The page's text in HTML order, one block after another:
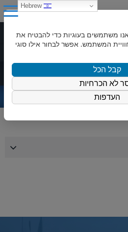
מוצרים
משתמשים בעוגיות כדי להבטיח את
המשתמש. אפשר לבחור אילו סוגי
קבל הכל
לא הכרחיות
העדפות
Hebrew